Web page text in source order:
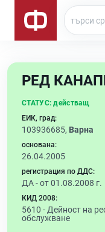
РЕД
СТАТУС: действащ
ЕИК, град:
103936685, Варна
основана:
26.04.2005
регистрация по ДДС:
ДА - от 01.08.2008 г.
КИД 2008:
5610 - Дейност на
обслужване